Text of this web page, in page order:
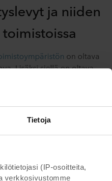
Tietoja
(IP-osoitteita,
verkkosivustomme
ja niiden
on oltava
Lisäksi siellä on oltava
töihin, jos huono
keskittymistä.
kollegat,
ja toimistolaitteet
ja voivat sitä kautta
merkittävästi työntekijän